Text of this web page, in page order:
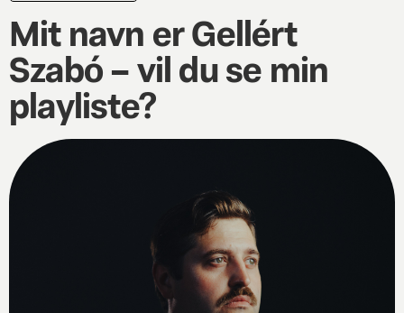
Mit navn er Gellért
Szabó – vil du se min
playliste?